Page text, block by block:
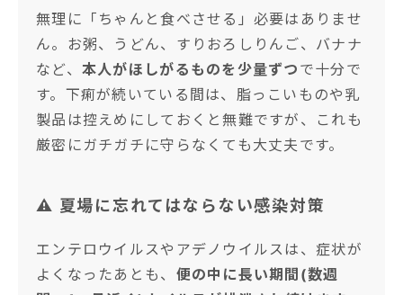
無理に「ちゃんと食べさせる」必要はありませ
ん。お粥、うどん、すりおろしりんご、バナナ
など、 本人がほしがるものを少量ずつ で十分で
す。下痢が続いている間は、脂っこいものや乳
製品は控えめにしておくと無難ですが、これも
厳密にガチガチに守らなくても大丈夫です。
⚠️ 夏場に忘れてはならない感染対策
エンテロウイルスやアデノウイルスは、症状が
よくなったあとも、 便の中に長い期間(数週